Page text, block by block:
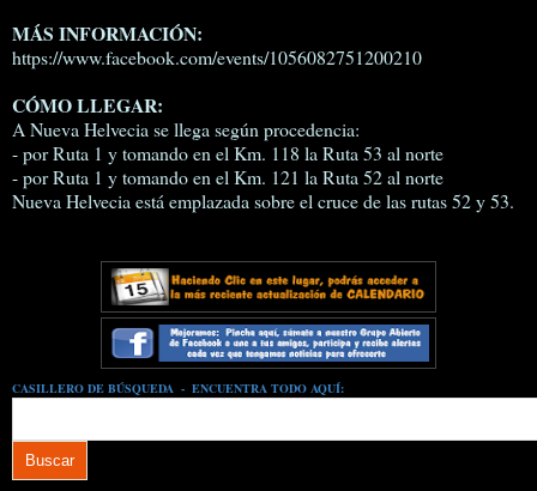
MÁS INFORMACIÓN:
https://www.facebook.com/events/1056082751200210
CÓMO LLEGAR:
A Nueva Helvecia se llega según procedencia:
- por Ruta 1 y tomando en el Km. 118 la Ruta 53 al norte
- por Ruta 1 y tomando en el Km. 121 la Ruta 52 al norte
Nueva Helvecia está emplazada sobre el cruce de las rutas 52 y 53.
CASILLERO DE BÚSQUEDA - ENCUENTRA TODO AQUÍ: